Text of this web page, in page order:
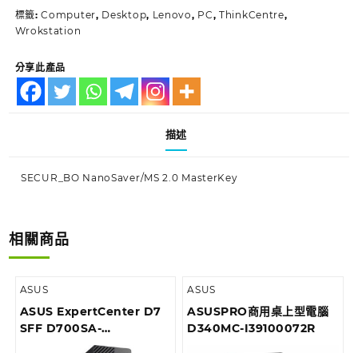
標籤:Computer, Desktop, Lenovo, PC,ThinkCentre,
Wrokstation
分享此產品
描述
SECUR_BO NanoSaver/MS 2.0 MasterKey
相關商品
ASUS
ASUS ExpertCenter D7
SFF D700SA-
510400035T Desktop
ASUS
ASUSPRO商用桌上型電腦
D340MC-I39100072R